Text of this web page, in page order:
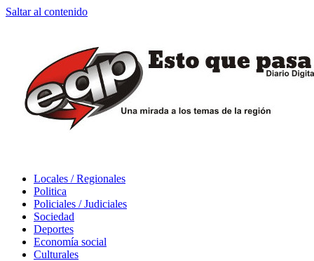
Saltar al contenido
Locales / Regionales
Politica
Policiales / Judiciales
Sociedad
Deportes
Economía social
Culturales